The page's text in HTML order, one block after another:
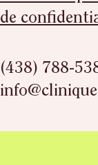
(438) 788-
de